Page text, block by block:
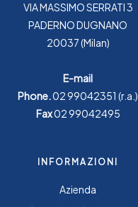
VIA MASSIMO SERRATI 3
PADERNO DUGNANO
20037 (Milan)
E-mail
Phone.02 99042351 (r.a.)
Fax02 99042495
INFORMAZIONI
Azienda